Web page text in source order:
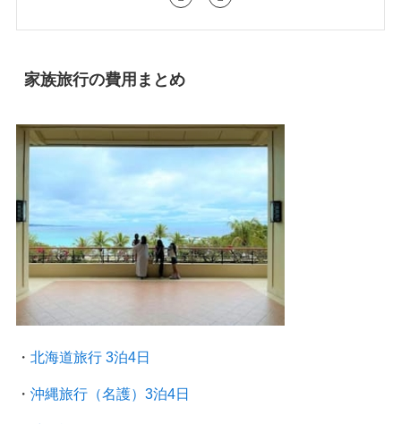
家族旅行の費用まとめ
・ 北海道旅行 3泊4日
・ 沖縄旅行（名護）3泊4日